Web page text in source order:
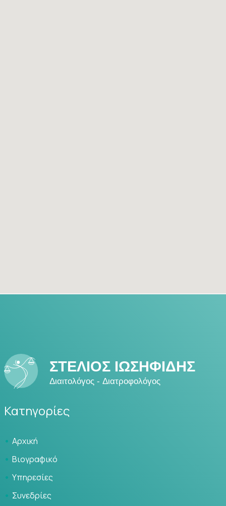
Κατηγορίες
Αρχική
Βιογραφικό
Υπηρεσίες
Συνεδρίες